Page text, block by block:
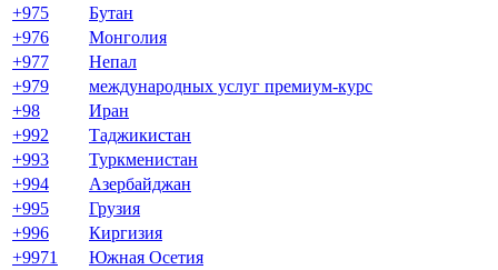
+975
Бутан
+976
Монголия
+977
Непал
+979
международных услуг премиум-курс
+98
Иран
+992
Таджикистан
+993
Туркменистан
+994
Азербайджан
+995
Грузия
+996
Киргизия
+9971
Южная Осетия